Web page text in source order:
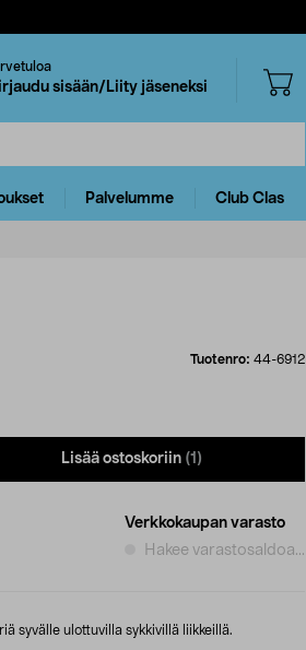
sisään/Liity jäseneksi
Palvelumme Club Clas
Tuotenro: 44-6912
Lisää ostoskoriin (1)
Verkkokaupan varasto
Hakee varastosaldoa...
syvälle ulottuvilla sykkivillä liikkeillä.